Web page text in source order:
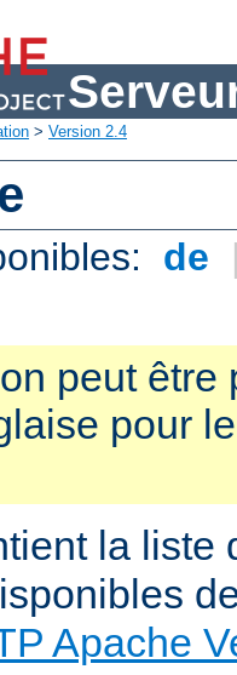
> Version 2.4
de
peut être
pour
la liste
Apache